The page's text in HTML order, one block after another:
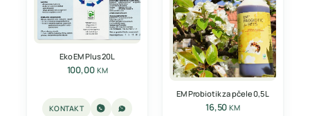
Eko EM Plus 20L
100,00 KM
KONTAKT
EM Probiotik za pčele 0,5L
16,50KM